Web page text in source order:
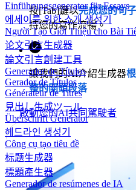
Einführungsgenerator für Essays
에세이를 위한 소개 생성기
Người Tạo Giới Thiệu cho Bài
论文引言生成器
論文引言創建工具
Generador de Títulos
Gerador de Títulos
Générateur de Titres
見出し生成ツール
Überschrift Generator
헤드라인 생성기
Công cụ tạo tiêu đề
标题生成器
標題產生器
Generador de resúmenes de IA
按[Tab]鍵以完成您的句
持您的寫作流暢。
讓我們的AI介紹生成器
整的開頭段落
啟動您的AI共同駕駛者